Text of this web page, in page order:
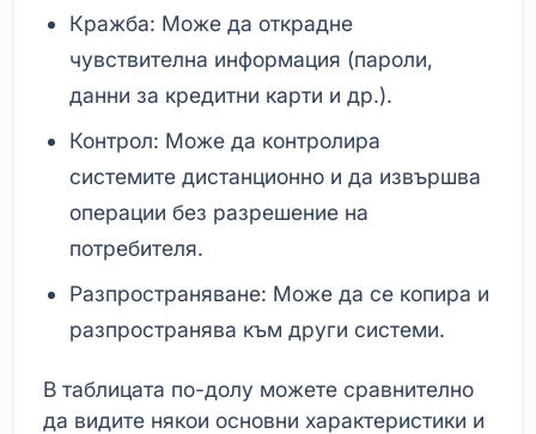
Кражба: Може да открадне
чувствителна информация (пароли,
данни за кредитни карти и др.).
Контрол: Може да контролира
системите дистанционно и да извършва
операции без разрешение на
потребителя.
Разпространяване: Може да се копира и
разпространява към други системи.
В таблицата по-долу можете сравнително
да видите някои основни характеристики и